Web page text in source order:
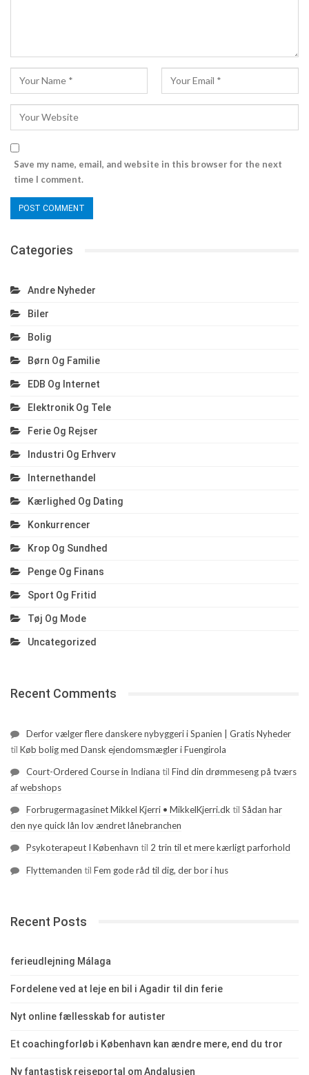
Save my name, email, and website in this browser for the next
time I comment.
Categories
Andre Nyheder
Biler
Bolig
Børn Og Familie
EDB Og Internet
Elektronik Og Tele
Ferie Og Rejser
Industri Og Erhverv
Internethandel
Kærlighed Og Dating
Konkurrencer
Krop Og Sundhed
Penge Og Finans
Sport Og Fritid
Tøj Og Mode
Uncategorized
Recent Comments
Derfor vælger flere danskere nybyggeri i Spanien | Gratis Nyheder
til Køb bolig med Dansk ejendomsmægler i Fuengirola
Court-Ordered Course in Indiana til Find din drømmeseng på tværs
af webshops
Forbrugermagasinet Mikkel Kjerri • MikkelKjerri.dk til Sådan har
den nye quick lån lov ændret lånebranchen
Psykoterapeut I København til 2 trin til et mere kærligt parforhold
Flyttemanden til Fem gode råd til dig, der bor i hus
Recent Posts
ferieudlejning Málaga
Fordelene ved at leje en bil i Agadir til din ferie
Nyt online fællesskab for autister
Et coachingforløb i København kan ændre mere, end du tror
Ny fantastisk rejseportal om Andalusien